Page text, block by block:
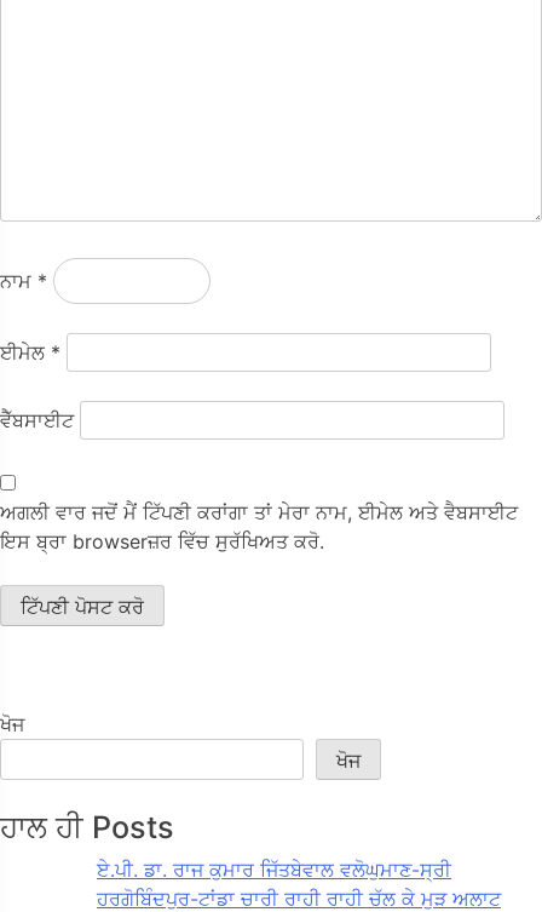
ਨਾਮ *
ਈਮੇਲ *
ਵੈੱਬਸਾਈਟ
ਅਗਲੀ ਵਾਰ ਜਦੋਂ ਮੈਂ ਟਿੱਪਣੀ ਕਰਾਂਗਾ ਤਾਂ ਮੇਰਾ ਨਾਮ, ਈਮੇਲ ਅਤੇ ਵੈਬਸਾਈਟ
ਇਸ ਬ੍ਰਾ browserਜ਼ਰ ਵਿੱਚ ਸੁਰੱਖਿਅਤ ਕਰੋ.
ਖੋਜ
ਖੋਜ
ਹਾਲ ਹੀ Posts
ਏ.ਪੀ. ਡਾ. ਰਾਜ ਕੁਮਾਰ ਜਿੱਤਬੇਵਾਲ ਵਲੋਘੁਮਾਣ-ਸ੍ਰੀ
ਹਰਗੋਬਿੰਦਪੁਰ-ਟਾਂਡਾ ਚਾਰੀ ਰਾਹੀ ਰਾਹੀ ਚੱਲ ਕੇ ਮੁੜ ਅਲਾਟ